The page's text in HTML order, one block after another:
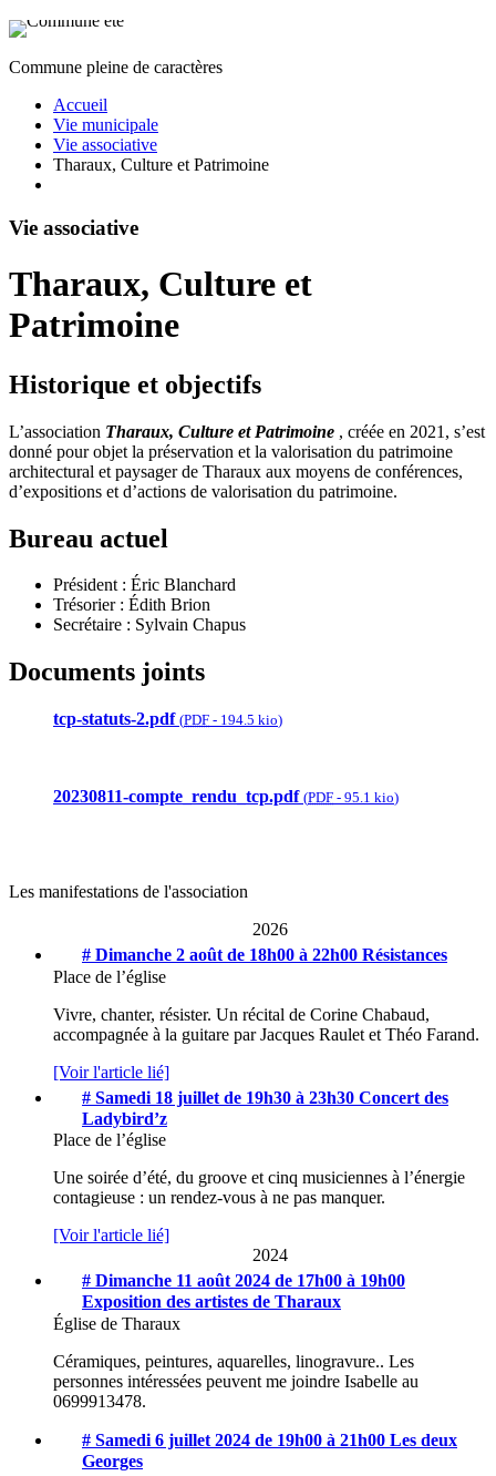
Commune pleine de caractères
Accueil
Vie municipale
Vie associative
Tharaux, Culture et Patrimoine
Vie associative
Tharaux, Culture et
Patrimoine
Historique et objectifs
L’association Tharaux, Culture et Patrimoine , créée en 2021, s’est
donné pour objet la préservation et la valorisation du patrimoine
architectural et paysager de Tharaux aux moyens de conférences,
d’expositions et d’actions de valorisation du patrimoine.
Bureau actuel
Président : Éric Blanchard
Trésorier : Édith Brion
Secrétaire : Sylvain Chapus
Documents joints
tcp-statuts-2.pdf (PDF - 194.5 kio)
20230811-compte_rendu_tcp.pdf (PDF - 95.1 kio)
Les manifestations de l'association
2026
# Dimanche 2 août de 18h00 à 22h00 Résistances
Place de l’église
Vivre, chanter, résister. Un récital de Corine Chabaud,
accompagnée à la guitare par Jacques Raulet et Théo Farand.
[Voir l'article lié]
# Samedi 18 juillet de 19h30 à 23h30 Concert des
Ladybird’z
Place de l’église
Une soirée d’été, du groove et cinq musiciennes à l’énergie
contagieuse : un rendez-vous à ne pas manquer.
[Voir l'article lié]
2024
# Dimanche 11 août 2024 de 17h00 à 19h00
Exposition des artistes de Tharaux
Église de Tharaux
Céramiques, peintures, aquarelles, linogravure.. Les
personnes intéressées peuvent me joindre Isabelle au
0699913478.
# Samedi 6 juillet 2024 de 19h00 à 21h00 Les deux
Georges